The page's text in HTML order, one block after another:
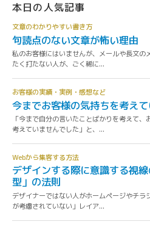
本日の人気記事